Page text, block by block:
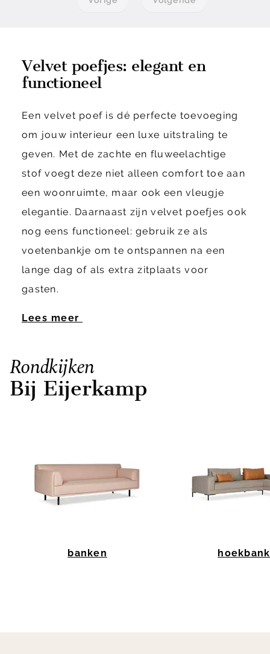
Velvet poefjes: elegant en
functioneel
Een velvet poef is dé perfecte toevoeging
om jouw interieur een luxe uitstraling te
geven. Met de zachte en fluweelachtige
stof voegt deze niet alleen comfort toe aan
een woonruimte, maar ook een vleugje
elegantie. Daarnaast zijn velvet poefjes ook
nog eens functioneel: gebruik ze als
voetenbankje om te ontspannen na een
lange dag of als extra zitplaats voor
gasten.
Lees meer
Rondkijken
Bij Eijerkamp
banken